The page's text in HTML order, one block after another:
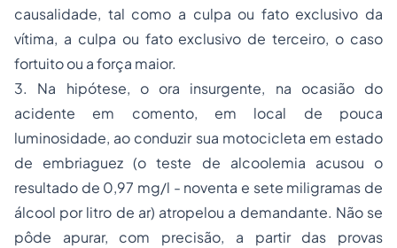
causalidade, tal como a culpa ou fato exclusivo da
vítima, a culpa ou fato exclusivo de terceiro, o caso
fortuito ou a força maior.
3. Na hipótese, o ora insurgente, na ocasião do
acidente em comento, em local de pouca
luminosidade, ao conduzir sua motocicleta em estado
de embriaguez (o teste de alcoolemia acusou o
resultado de 0,97 mg/l - noventa e sete miligramas de
álcool por litro de ar) atropelou a demandante. Não se
pôde apurar, com precisão, a partir das provas